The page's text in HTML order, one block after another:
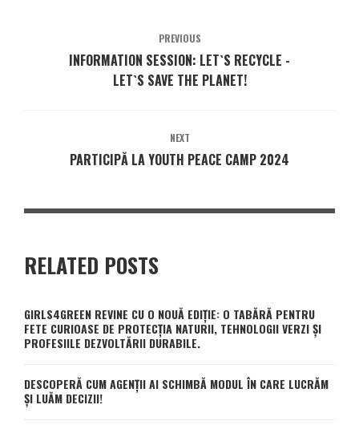
PREVIOUS
INFORMATION SESSION: LET`S RECYCLE -
LET`S SAVE THE PLANET!
NEXT
PARTICIPĂ LA YOUTH PEACE CAMP 2024
RELATED POSTS
GIRLS4GREEN REVINE CU O NOUĂ EDIȚIE: O TABĂRĂ PENTRU
FETE CURIOASE DE PROTECȚIA NATURII, TEHNOLOGII VERZI ȘI
PROFESIILE DEZVOLTĂRII DURABILE.
DESCOPERĂ CUM AGENȚII AI SCHIMBĂ MODUL ÎN CARE LUCRĂM
ȘI LUĂM DECIZII!